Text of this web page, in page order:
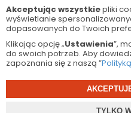
Akceptując wszystkiepliki
wyświetlanie
dopasowanych do Twoich
Klikając opcję „Ustawienia”,
do swoich potrzeb. Aby
zapoznania się z naszą ”
TYLKO
projekt i